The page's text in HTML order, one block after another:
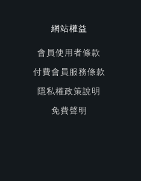
網站權益
會員使用者條款
付費會員服務條款
隱私權政策說明
免費聲明